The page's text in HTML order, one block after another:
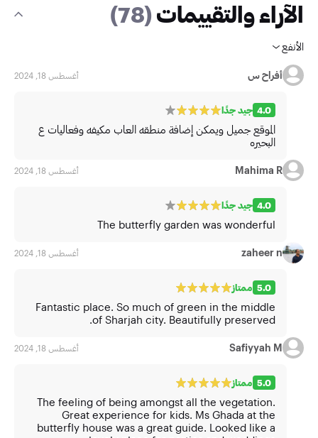
الآراء والتقييمات (78)
الأنفع
أفراح س أغسطس 18, 2024
4.0 جيد جدًا
الموقع جميل ويمكن إضافة منطقه العاب مكيفه وفعاليات ع
البحيره
Mahima R أغسطس 18, 2024
4.0 جيد جدًا
The butterfly garden was wonderful
zaheer n أغسطس 18, 2024
5.0 ممتاز
Fantastic place. So much of green in the middle
of Sharjah city. Beautifully preserved.
Safiyyah M أغسطس 18, 2024
5.0 ممتاز
The feeling of being amongst all the vegetation.
Great experience for kids. Ms Ghada at the
butterfly house was a great guide. Looked like a